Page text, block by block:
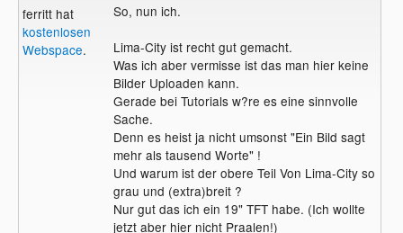
ferritt hat
kostenlosen
Webspace.
So, nun ich.
Lima-City ist recht gut gemacht.
Was ich aber vermisse ist das man hier keine
Bilder Uploaden kann.
Gerade bei Tutorials w?re es eine sinnvolle
Sache.
Denn es heist ja nicht umsonst "Ein Bild sagt
mehr als tausend Worte" !
Und warum ist der obere Teil Von Lima-City so
grau und (extra)breit ?
Nur gut das ich ein 19" TFT habe. (Ich wollte
jetzt aber hier nicht Praalen!)